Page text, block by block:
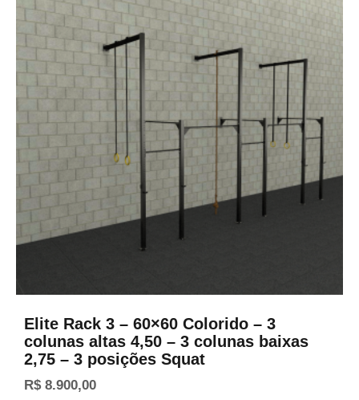
Elite Rack 3 – 60×60 Colorido – 3
colunas altas 4,50 – 3 colunas baixas
2,75 – 3 posições Squat
R$8.900,00